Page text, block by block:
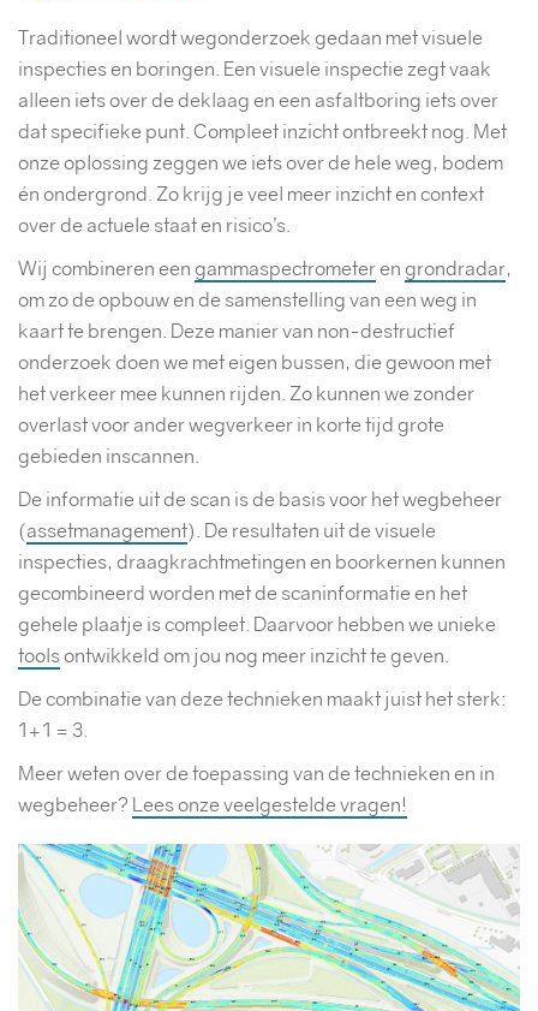
Traditioneel wordt wegonderzoek gedaan met visuele
inspecties en boringen. Een visuele inspectie zegt vaak
alleen iets over de deklaag en een asfaltboring iets over
dat specifieke punt. Compleet inzicht ontbreekt nog. Met
onze oplossing zeggen we iets over de hele weg, bodem
én ondergrond. Zo krijg je veel meer inzicht en context
over de actuele staat en risico’s.
Wij combineren een gammaspectrometeren grondradar,
om zo de opbouw en de samenstelling van een weg in
kaart te brengen. Deze manier van non-destructief
onderzoek doen we met eigen bussen, die gewoon met
het verkeer mee kunnen rijden. Zo kunnen we zonder
overlast voor ander wegverkeer in korte tijd grote
gebieden inscannen.
De informatie uit de scan is de basis voor het wegbeheer
(assetmanagement). De resultaten uit de visuele
inspecties, draagkrachtmetingen en boorkernen kunnen
gecombineerd worden met de scaninformatie en het
gehele plaatje is compleet. Daarvoor hebben we unieke
toolsontwikkeld om jou nog meer inzicht te geven.
De combinatie van deze technieken maakt juist het sterk:
1+1 = 3.
Meer weten over de toepassing van de technieken en in
wegbeheer? Lees onze veelgestelde vragen!